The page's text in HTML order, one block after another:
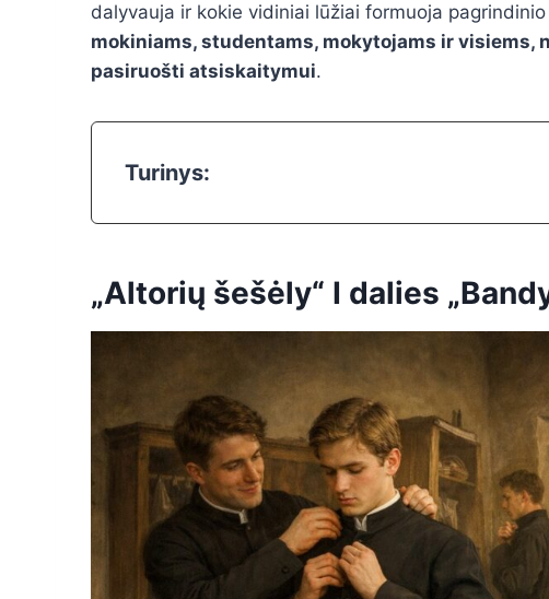
dalyvauja ir kokie vidiniai lūžiai formuoja
mokiniams, studentams, mokytojams ir
pasiruošti atsiskaitymui.
Turinys:
„Altorių šešėly“ I dalies